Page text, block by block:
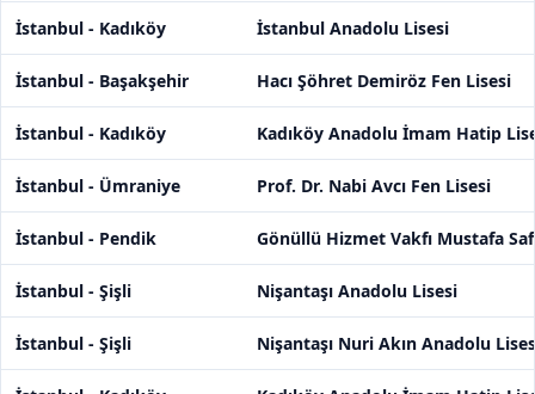
İstanbul - Kadıköy İstanbul Anadolu Lisesi
İstanbul - Başakşehir Hacı Şöhret Demiröz Fen Lisesi
İstanbul - Kadıköy Kadıköy Anadolu İmam Hatip
İstanbul - Ümraniye Prof. Dr. Nabi Avcı Fen Lisesi
İstanbul - Pendik Gönüllü Hizmet Vakfı Mustafa
İstanbul - Şişli Nişantaşı Anadolu Lisesi
İstanbul - Şişli Nişantaşı Nuri Akın Anadolu